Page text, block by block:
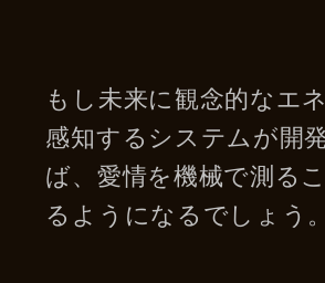
もし未来に観念的なエ
感知するシステムが開
ば、愛情を機械で測る
るようになるでしょう。